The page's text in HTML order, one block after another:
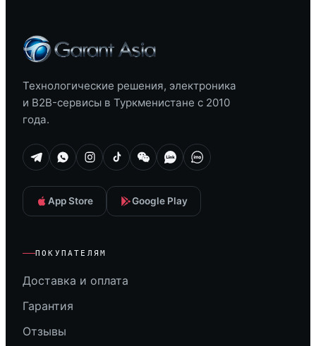
Технологические решения, электроника
и B2B-сервисы в Туркменистане с 2010
года.
App Store Google Play
ПОКУПАТЕЛЯМ
Доставка и оплата
Гарантия
Отзывы